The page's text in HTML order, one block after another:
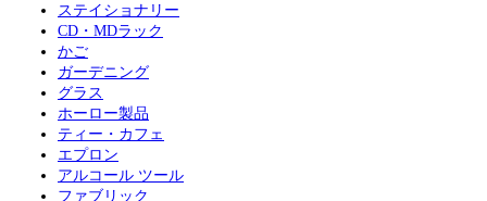
ステイショナリー
CD・MDラック
かご
ガーデニング
グラス
ホーロー製品
ティー・カフェ
エプロン
アルコール ツール
ファブリック